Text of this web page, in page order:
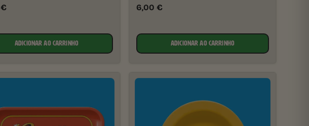
€
ADICIONAR AO CARRINHO
6,00 €
ADICIONAR AO CARRINHO